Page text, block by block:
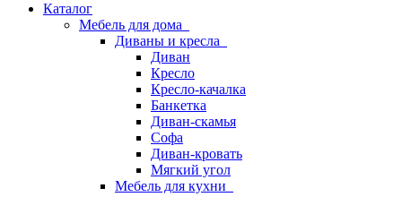
Каталог
Мебель для дома
Диваны и кресла
Диван
Кресло
Кресло-качалка
Банкетка
Диван-скамья
Софа
Диван-кровать
Мягкий угол
Мебель для кухни